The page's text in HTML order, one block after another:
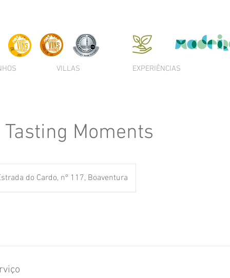
VILLAS EXPERIÊNCIAS
Tasting Moments
do Cardo, nº 117, Boaventura